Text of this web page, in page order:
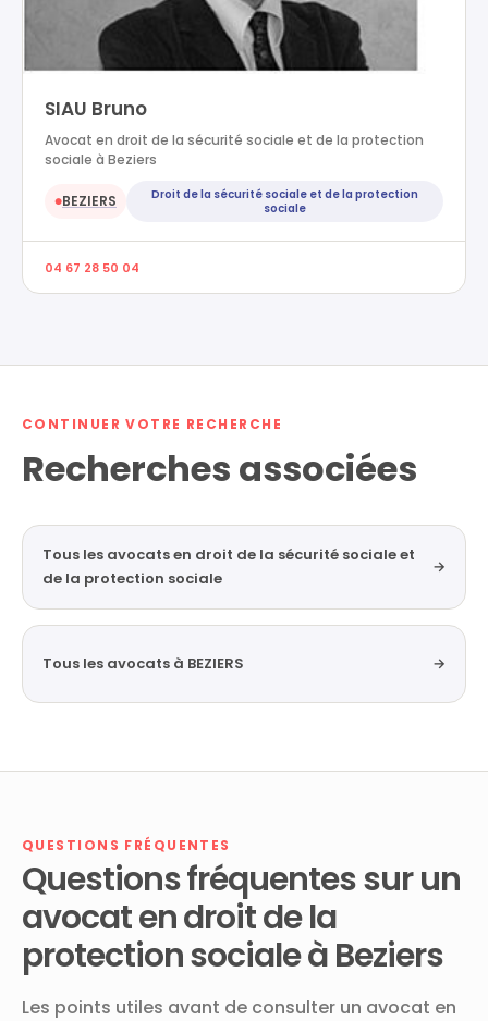
SIAU Bruno
Avocat en droit de la sécurité sociale et de la protection
sociale à Beziers
●BEZIERS
Droit de la sécurité sociale et de la protection
sociale
04 67 28 50 04
CONTINUER VOTRE RECHERCHE
Recherches associées
Tous les avocats en droit de la sécurité sociale et
de la protection sociale
→
Tous les avocats à BEZIERS →
QUESTIONS FRÉQUENTES
Questions fréquentes sur un
avocat en droit de la
protection sociale à Beziers
Les points utiles avant de consulter un avocat en